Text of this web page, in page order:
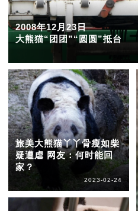
2008年12月23日
大熊猫“团团”“圆圆”抵台
旅美大熊猫丫丫骨瘦如柴
疑遭虐 网友：何时能回
家？
2023-02-24